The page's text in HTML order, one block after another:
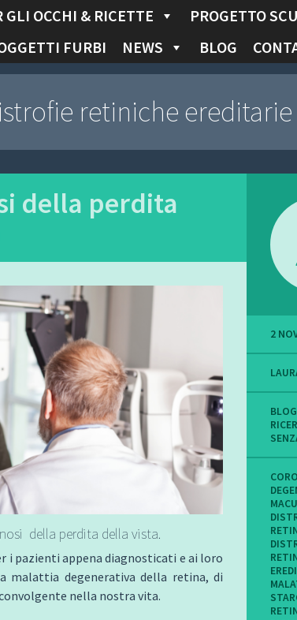
GLI OCCHI & RICETTE PROGETTO
FURBI NEWS BLOG
retiniche ereditarie
della perdita
della perdita della vista.
i pazienti appena diagnosticati e ai loro
malattia degenerativa della retina, di
nella nostra vita.
2
BLOG